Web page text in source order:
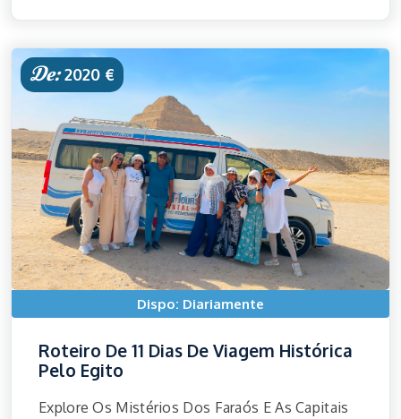
De:2020 €
Dispo: Diariamente
Roteiro De 11 Dias De Viagem Histórica
Pelo Egito
Explore Os Mistérios Dos Faraós E As Capitais